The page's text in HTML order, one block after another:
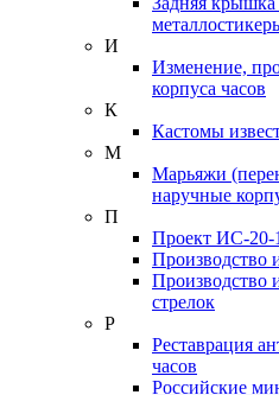
И
Изменение,
корпуса часов
К
Кастомы
М
Марьяжи
наручные
П
Проект ИС-20-
Производство
Производство
стрелок
Р
Реставрация
часов
Российские